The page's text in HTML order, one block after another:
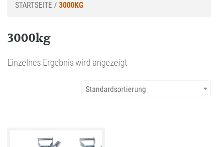
STARTSEITE / 3000KG
3000kg
Einzelnes Ergebnis wird angezeigt
Standardsortierung